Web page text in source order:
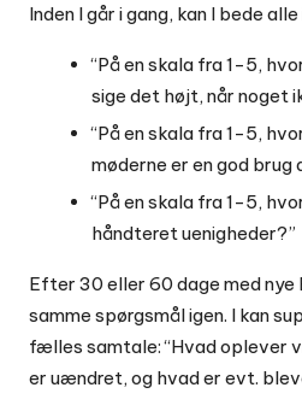
Inden I går i gang, kan I bede
“På en skala fra 1-5,
sige det højt, når noget
“På en skala fra 1-5,
møderne er en god brug
“På en skala fra 1-5,
håndteret uenigheder?”
Efter 30 eller 60 dage med
samme spørgsmål igen. I kan
fælles samtale: “Hvad oplever
er uændret, og hvad er evt.